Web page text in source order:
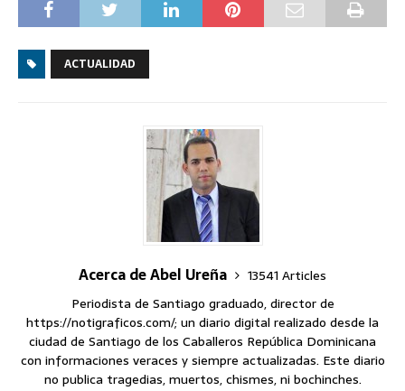
ACTUALIDAD
Acerca de Abel Ureña
13541 Articles
Periodista de Santiago graduado, director de
https://notigraficos.com/; un diario digital realizado desde la
ciudad de Santiago de los Caballeros República Dominicana
con informaciones veraces y siempre actualizadas. Este diario
no publica tragedias, muertos, chismes, ni bochinches.